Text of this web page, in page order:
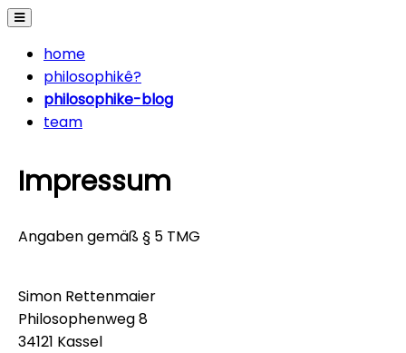
home
philosophikê?
philosophike-blog
team
Impressum
Angaben gemäß § 5 TMG
Simon Rettenmaier
Philosophenweg 8
34121 Kassel